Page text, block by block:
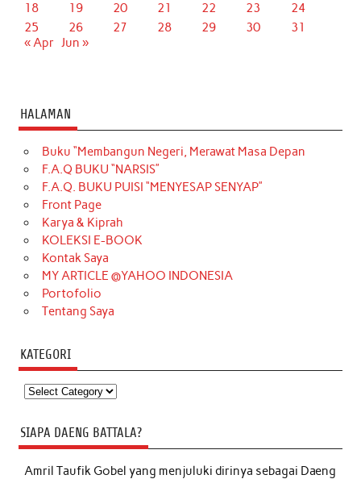
18
19 20 21 22 23
24
25
26 27 28 29 30
31
« Apr Jun »
HALAMAN
Buku “Membangun Negeri, Merawat Masa Depan
F.A.Q BUKU “NARSIS”
F.A.Q. BUKU PUISI “MENYESAP SENYAP”
Front Page
Karya & Kiprah
KOLEKSI E-BOOK
Kontak Saya
MY ARTICLE @YAHOO INDONESIA
Portofolio
Tentang Saya
KATEGORI
Kategori
SIAPA DAENG BATTALA?
Amril Taufik Gobelyang menjuluki dirinya sebagai Daeng